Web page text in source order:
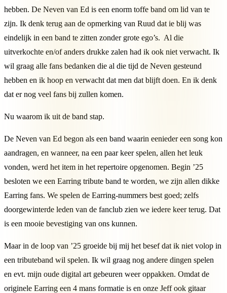
hebben. De Neven van Ed is een enorm toffe band om lid van te
zijn. Ik denk terug aan de opmerking van Ruud dat ie blij was
eindelijk in een band te zitten zonder grote ego’s. Al die
uitverkochte en/of anders drukke zalen had ik ook niet verwacht. Ik
wil graag alle fans bedanken die al die tijd de Neven gesteund
hebben en ik hoop en verwacht dat men dat blijft doen. En ik denk
dat er nog veel fans bij zullen komen.
Nu waarom ik uit de band stap.
De Neven van Ed begon als een band waarin eenieder een song kon
aandragen, en wanneer, na een paar keer spelen, allen het leuk
vonden, werd het item in het repertoire opgenomen. Begin ’25
besloten we een Earring tribute band te worden, we zijn allen dikke
Earring fans. We spelen de Earring-nummers best goed; zelfs
doorgewinterde leden van de fanclub zien we iedere keer terug. Dat
is een mooie bevestiging van ons kunnen.
Maar in de loop van ’25 groeide bij mij het besef dat ik niet volop in
een tributeband wil spelen. Ik wil graag nog andere dingen spelen
en evt. mijn oude digital art gebeuren weer oppakken. Omdat de
originele Earring een 4 mans formatie is en onze Jeff ook gitaar